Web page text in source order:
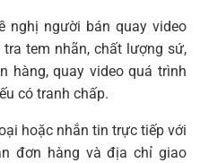
nghị người bán quay video
tem nhãn, chất lượng sứ,
hàng, quay video quá trình
có tranh chấp.
hoặc nhắn tin trực tiếp với
đơn hàng và địa chỉ giao